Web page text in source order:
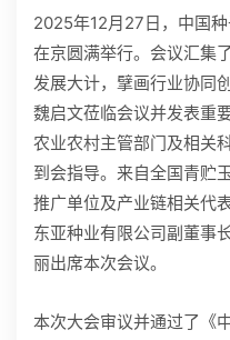
2025年12月27日，中国
在京圆满举行。会议汇集
发展大计，擘画行业协同
魏启文莅临会议并发表重
农业农村主管部门及相关
到会指导。来自全国青贮
推广单位及产业链相关代
东亚种业有限公司副董事
丽出席本次会议。
本次大会审议并通过了《